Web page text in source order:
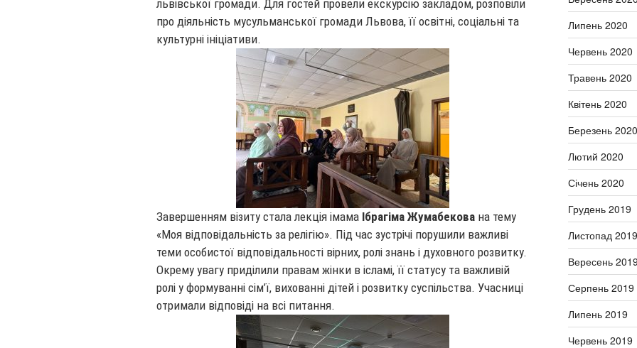
львівської громади. Для гостей провели екскурсію закладом, розповіли
про діяльність мусульманської громади Львова, її освітні, соціальні та
культурні ініціативи.
Завершенням візиту стала лекція імама Ібрагіма Жумабекова на тему
«Моя відповідальність за релігію». Під час зустрічі порушили важливі
теми особистої відповідальності вірних, ролі знань і духовного розвитку.
Окрему увагу приділили правам жінки в ісламі, її статусу та важливій
ролі у формуванні сім’ї, вихованні дітей і розвитку суспільства. Учасниці
отримали відповіді на всі питання.
Липень 2020
Червень 2020
Травень 2020
Квітень 2020
Березень 2020
Лютий 2020
Січень 2020
Грудень 2019
Листопад 2019
Вересень 2019
Серпень 2019
Липень 2019
Червень 2019